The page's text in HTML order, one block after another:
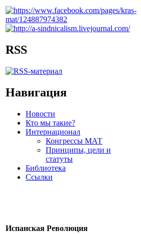
RSS
Навигация
Новости
Кто мы такие?
Интернационал
Конгрессы МАТ
Принципы, цели и
статуты
Библиотека
Ссылки
Испанская Революция